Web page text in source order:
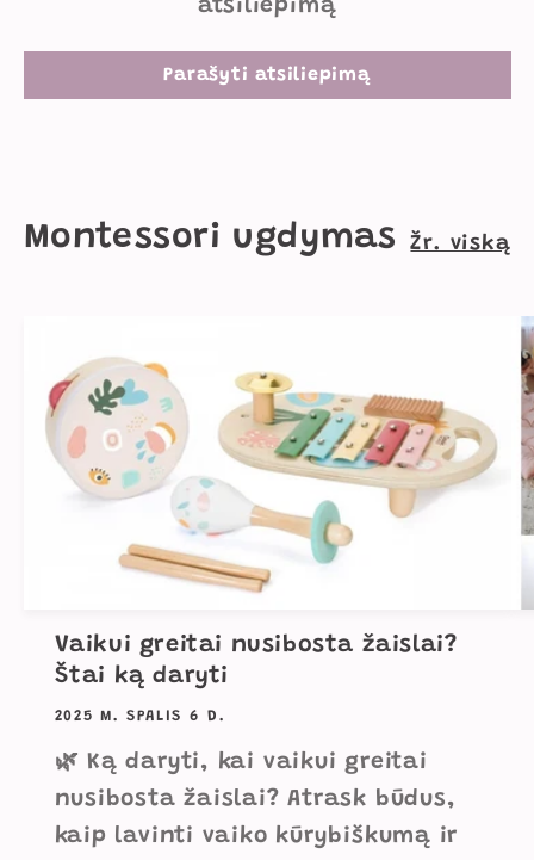
atsiliepimą
Parašyti atsiliepimą
Montessori ugdymas Žr. viską
Vaikui greitai nusibosta žaislai?
Štai ką daryti
2025 M. SPALIS 6 D.
🌿 Ką daryti, kai vaikui greitai
nusibosta žaislai? Atrask būdus,
kaip lavinti vaiko kūrybiškumą ir